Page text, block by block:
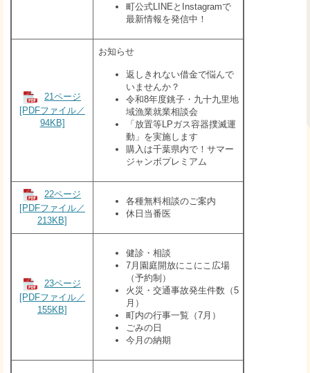
町公式LINEとInstagramで
最新情報を発信中！
21ページ
[PDFファイル／
94KB]
お知らせ
返しきれない借金で悩んで
いませんか？
令和8年度銚子・九十九里地
域漁業就業相談会
「放置等LPガス容器撲滅運
動」を実施します
購入は千葉県内で！サマー
ジャンボプレミアム
22ページ
[PDFファイル／
213KB]
各種無料相談のご案内
休日当番医
23ページ
[PDFファイル／
155KB]
健診・相談
7月園庭開放にこにこ広場
（予約制）
火災・交通事故発生件数（5
月）
町内の行事一覧（7月）
ごみの日
今月の納期